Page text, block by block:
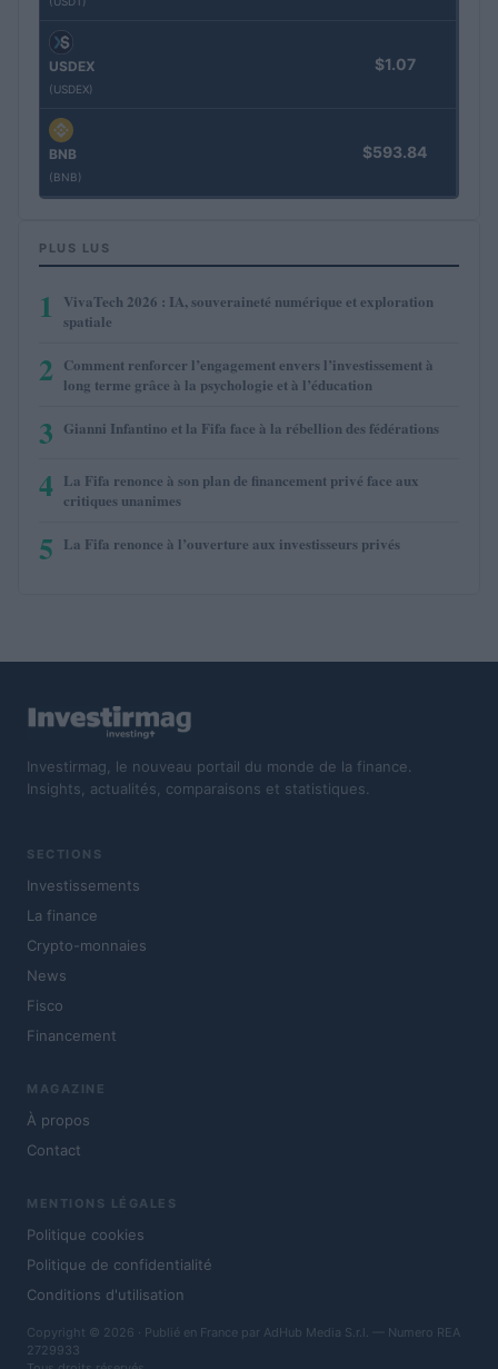
USDEX
(USDEX)
$1.07
BNB
(BNB)
$593.84
PLUS LUS
1
VivaTech 2026 : IA, souveraineté numérique et exploration
spatiale
2 Comment renforcer l’engagement envers l’investissement à
long terme grâce à la psychologie et à l’éducation
3 Gianni Infantino et la Fifa face à la rébellion des fédérations
4 La Fifa renonce à son plan de financement privé face aux
critiques unanimes
5 La Fifa renonce à l’ouverture aux investisseurs privés
Investirmag, le nouveau portail du monde de la finance.
Insights, actualités, comparaisons et statistiques.
SECTIONS
Investissements
La finance
Crypto-monnaies
News
Fisco
Financement
MAGAZINE
À propos
Contact
MENTIONS LÉGALES
Politique cookies
Politique de confidentialité
Conditions d'utilisation
Copyright © 2026 · Publié en France par AdHub Media S.r.l. — Numero REA
2729933